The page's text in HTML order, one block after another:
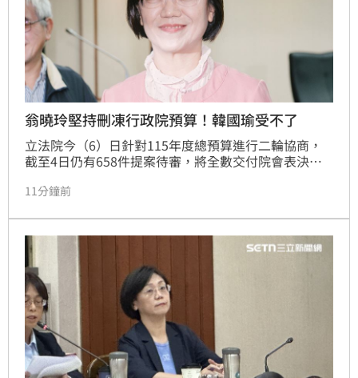
翁曉玲堅持刪凍行政院預算！韓國瑜受不了
立法院今（6）日針對115年度總預算進行二輪協商，
截至4日仍有658件提案待審，將全數交付院會表決。
長卓榮泰薪資。行政院秘書長張惇涵指出，多項預算刪
醒，本年度僅剩約4個月，呼籲她慎重考慮。
11分鐘前